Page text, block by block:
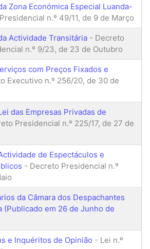
Zona Económica Especial Luanda-
n.º 49/11, de 9 de Março
Actividade Transitária - Decreto
n.º 9/23, de 23 de Outubro
com Preços Fixados e
Executivo n.º 256/20, de 30 de
das Empresas Privadas de
Presidencial n.º 225/17, de 27 de
de Espectáculos e
- Decreto Presidencial n.º
da Câmara dos Despachantes
(Publicado em 26 de Junho de
e Inquéritos de Opinião - Lei n.º